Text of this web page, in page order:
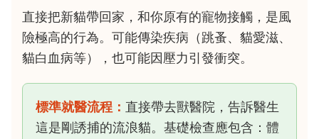
直接把新貓帶回家，和你原有的寵物接觸，是風
險極高的行為。可能傳染疾病（跳蚤、貓愛滋、
貓白血病等），也可能因壓力引發衝突。
標準就醫流程： 直接帶去獸醫院，告訴醫生
這是剛誘捕的流浪貓。基礎檢查應包含：體